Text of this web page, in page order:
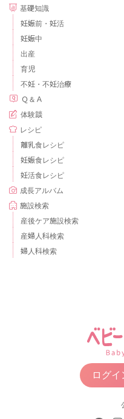
基礎知識
妊娠前・妊活
妊娠中
出産
育児
不妊・不妊治療
Ｑ＆Ａ
体験談
レシピ
離乳食レシピ
妊娠食レシピ
妊活食レシピ
成長アルバム
施設検索
産後ケア施設検索
産婦人科検索
婦人科検索
ログ